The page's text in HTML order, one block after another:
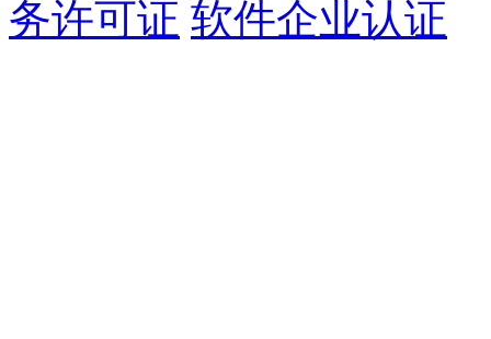
务许可证 软件企业认证